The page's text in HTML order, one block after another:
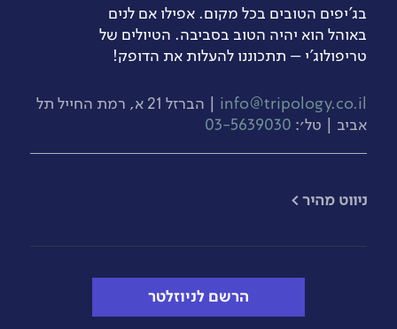
בג’יפים הטובים בכל מקום. אפילו אם לנים
באוהל הוא יהיה הטוב בסביבה. הטיולים של
טריפולוג'י – תתכוננו להעלות את הדופק!
info@tripology.co.il
| הברזל 21 א, רמת החייל תל
אביב | טל׳: 03-5639030
​ניווט מהיר >
הרשם לניוזלטר